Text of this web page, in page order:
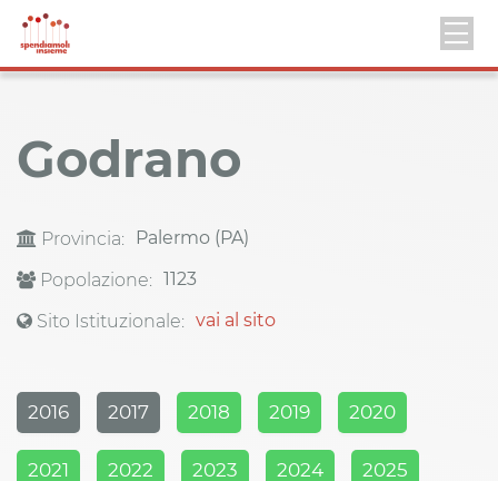
Godrano
Provincia:
Palermo (PA)
Popolazione: 1123
Sito Istituzionale: vai al sito
2016 2017 2018 2019 2020
2021 2022 2023 2024 2025